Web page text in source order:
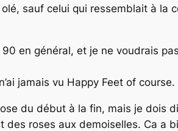
sauf celui qui ressemblait à la
en général, et je ne voudrais
jamais vu Happy Feet of course.
du début à la fin, mais je dois
des roses aux demoiselles. Ca a